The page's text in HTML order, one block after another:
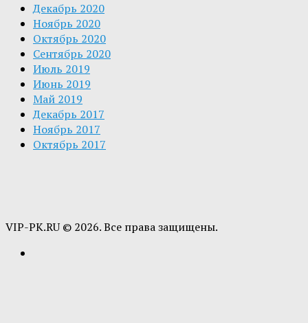
Декабрь 2020
Ноябрь 2020
Октябрь 2020
Сентябрь 2020
Июль 2019
Июнь 2019
Май 2019
Декабрь 2017
Ноябрь 2017
Октябрь 2017
VIP-PK.RU © 2026. Все права защищены.